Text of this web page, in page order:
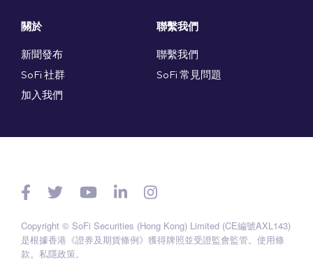
關於
新聞發布
SoFi 社群
加入我們
聯繫我們
聯繫我們
SoFi 常見問題
Copyright © SoFi Securities (Hong Kong) Limited (CE編號AXL143)
是根據香港《證券及期貨條例》獲得牌照並受證監會監管。 使用條
款。 私隱政策。